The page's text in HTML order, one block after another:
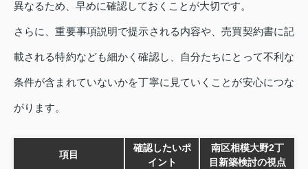
異なるため、早めに確認しておくことが大切です。
さらに、重要事項説明で提示される内容や、売買契約書に記
載される特約なども細かく確認し、自分たちにとって不利な
条件が含まれていないかを丁寧に見ていくことが安心につな
がります。
項目
確認したいポ
イント
南区相模大野2丁
目新築検討の視点